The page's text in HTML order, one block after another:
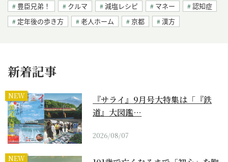
豊臣兄弟！ クルマ 減塩レシピ マネー
認知症
定年後の歩き方
老人ホーム 京都 漢方
新着記事
NEW
『サライ』9月号大特集は「『鉄
道』大図鑑…
2026/08/07
NEW